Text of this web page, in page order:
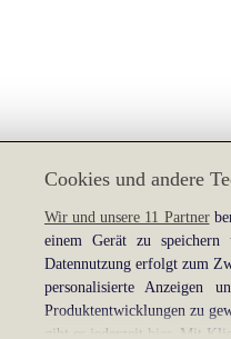
Cookies und andere
Wir und unsere 11 Partner
einem Gerät zu speichern
Datennutzung erfolgt zum
personalisierte Anzeigen
Produktentwicklungen zu
gibt es jederzeit hier . Mit